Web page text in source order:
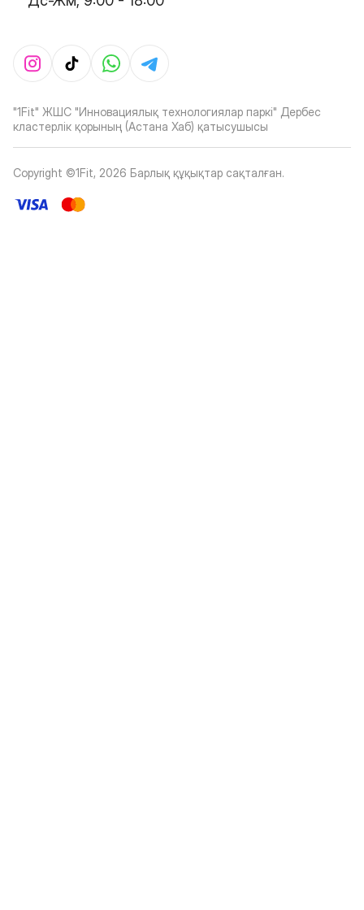
"1Fit" ЖШС "Инновациялық технологиялар паркі" Дербес
кластерлік қорының (Астана Хаб) қатысушысы
Copyright ©1Fit, 2026 Барлық құқықтар сақталған.